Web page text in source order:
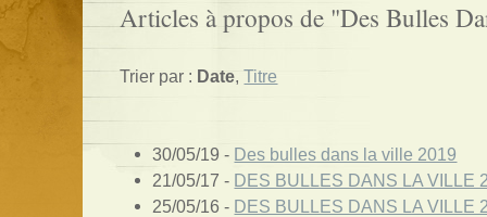
Articles à propos de "Des Bulles
Trier par : Date,Titre
30/05/19 - Des bulles dans la ville 2019
21/05/17 - DES BULLES DANS LA VILLE
25/05/16 - DES BULLES DANS LA VILLE